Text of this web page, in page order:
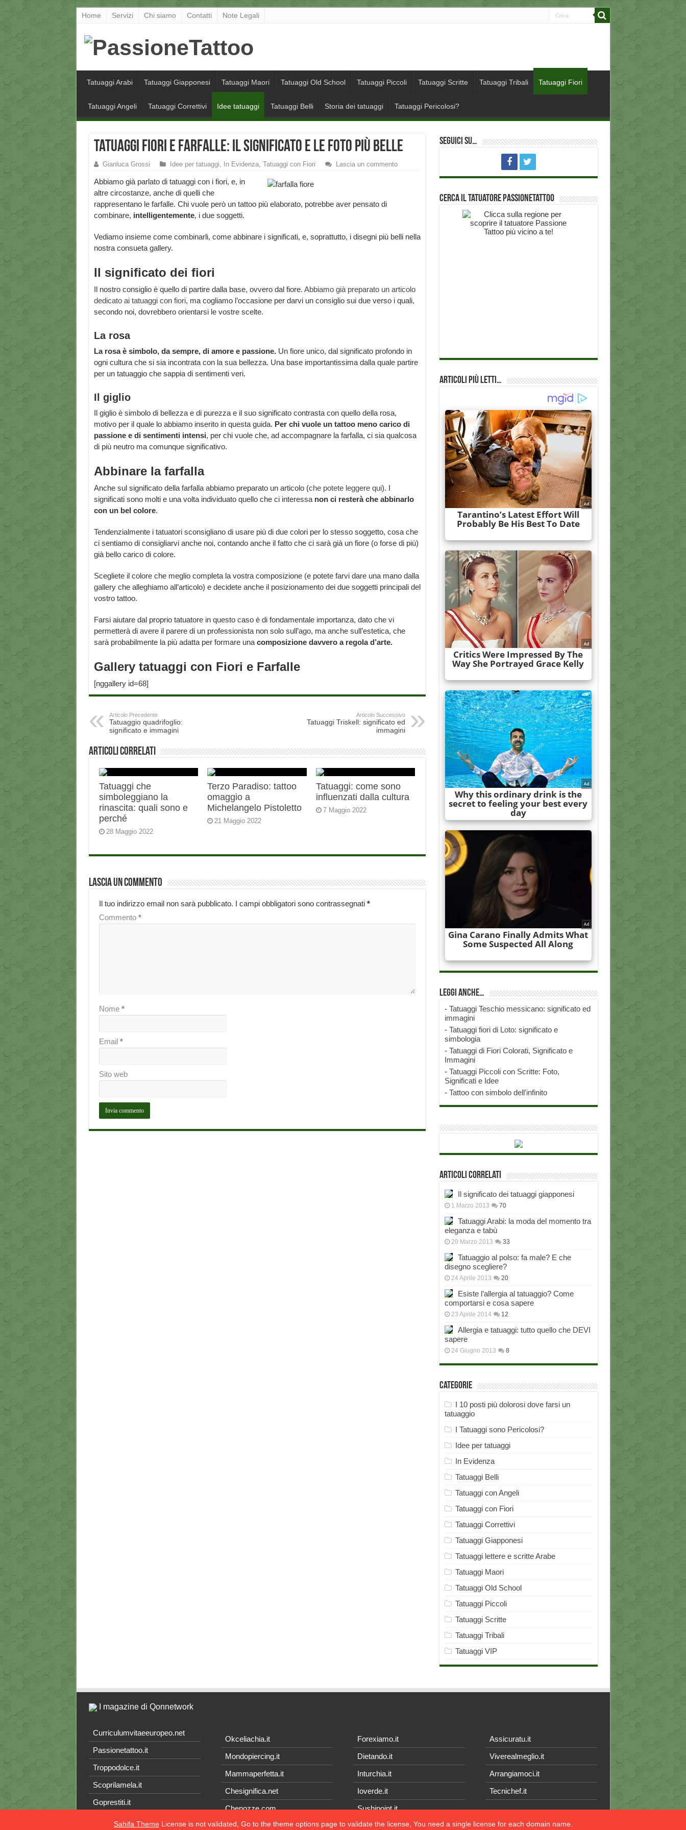
Home Servizi Chi siamo Contatti Note Legali
Tatuaggi Arabi Tatuaggi Giapponesi Tatuaggi Maori Tatuaggi Old School Tatuaggi Piccoli Tatuaggi Scritte Tatuaggi Tribali Tatuaggi Fiori
Tatuaggi Angeli Tatuaggi Correttivi Idee tatuaggi Tatuaggi Belli Storia dei tatuaggi Tatuaggi Pericolosi?
Tatuaggi Fiori e Farfalle: il significato e le foto più belle
Gianluca Grossi Idee per tatuaggi, In Evidenza, Tatuaggi con Fiori Lascia un commento
Abbiamo già parlato di tatuaggi con i fiori, e, in
altre circostanze, anche di quelli che
rappresentano le farfalle. Chi vuole però un tattoo più elaborato, potrebbe aver pensato di
combinare, intelligentemente, i due soggetti.
Vediamo insieme come combinarli, come abbinare i significati, e, soprattutto, i disegni più belli nella
nostra consueta gallery.
Il significato dei fiori
Il nostro consiglio è quello di partire dalla base, ovvero dal fiore. Abbiamo già preparato un articolo
dedicato ai tatuaggi con fiori, ma cogliamo l’occasione per darvi un consiglio sui due verso i quali,
secondo noi, dovrebbero orientarsi le vostre scelte.
La rosa
La rosa è simbolo, da sempre, di amore e passione.Un fiore unico, dal significato profondo in
ogni cultura che si sia incontrata con la sua bellezza. Una base importantissima dalla quale partire
per un tatuaggio che sappia di sentimenti veri.
Il giglio
Il giglio è simbolo di bellezza e di purezza e il suo significato contrasta con quello della rosa,
motivo per il quale lo abbiamo inserito in questa guida. Per chi vuole un tattoo meno carico di
passione e di sentimenti intensi, per chi vuole che, ad accompagnare la farfalla, ci sia qualcosa
di più neutro ma comunque significativo.
Abbinare la farfalla
Anche sul significato della farfalla abbiamo preparato un articolo (che potete leggere qui). I
significati sono molti e una volta individuato quello che ci interessa non ci resterà che abbinarlo
con un bel colore.
Tendenzialmente i tatuatori sconsigliano di usare più di due colori per lo stesso soggetto, cosa che
ci sentiamo di consigliarvi anche noi, contando anche il fatto che ci sarà già un fiore (o forse di più)
già bello carico di colore.
Scegliete il colore che meglio completa la vostra composizione (e potete farvi dare una mano dalla
gallery che alleghiamo all’articolo) e decidete anche il posizionamento dei due soggetti principali del
vostro tattoo.
Farsi aiutare dal proprio tatuatore in questo caso è di fondamentale importanza, dato che vi
permetterà di avere il parere di un professionista non solo sull’ago, ma anche sull’estetica, che
sarà probabilmente la più adatta per formare una composizione davvero a regola d’arte.
Gallery tatuaggi con Fiori e Farfalle
[nggallery id=68]
Articolo Precedente
Tatuaggio quadrifoglio:
significato e immagini
Articolo Successivo
Tatuaggi Triskell: significato ed
immagini
Articoli correlati
Tatuaggi che
simboleggiano la
rinascita: quali sono e
perché
28 Maggio 2022
Terzo Paradiso: tattoo
omaggio a
Michelangelo Pistoletto
21 Maggio 2022
Tatuaggi: come sono
influenzati dalla cultura
7 Maggio 2022
Lascia un commento
Il tuo indirizzo email non sarà pubblicato. I campi obbligatori sono contrassegnati *
Commento *
Nome *
Email *
Sito web
Seguici su…
Cerca il Tatuatore PassioneTattoo
Articoli più Letti…
Leggi anche…
- Tatuaggi Teschio messicano: significato ed
immagini
- Tatuaggi fiori di Loto: significato e
simbologia
- Tatuaggi di Fiori Colorati, Significato e
Immagini
- Tatuaggi Piccoli con Scritte: Foto,
Significati e Idee
- Tattoo con simbolo dell'infinito
Articoli correlati
Il significato dei tatuaggi giapponesi
1 Marzo 2013 70
Tatuaggi Arabi: la moda del momento tra
eleganza e tabù
20 Marzo 2013 33
Tatuaggio al polso: fa male? E che
disegno scegliere?
24 Aprile 2013 20
Esiste l’allergia al tatuaggio? Come
comportarsi e cosa sapere
23 Aprile 2014 12
Allergia e tatuaggi: tutto quello che DEVI
sapere
24 Giugno 2013 8
Categorie
I 10 posti più dolorosi dove farsi un
tatuaggio
I Tatuaggi sono Pericolosi?
Idee per tatuaggi
In Evidenza
Tatuaggi Belli
Tatuaggi con Angeli
Tatuaggi con Fiori
Tatuaggi Correttivi
Tatuaggi Giapponesi
Tatuaggi lettere e scritte Arabe
Tatuaggi Maori
Tatuaggi Old School
Tatuaggi Piccoli
Tatuaggi Scritte
Tatuaggi Tribali
Tatuaggi VIP
I magazine di Qonnetwork
Curriculumvitaeeuropeo.net
Passionetattoo.it
Troppodolce.it
Scoprilamela.it
Goprestiti.it
Okceliachia.it
Mondopiercing.it
Mammaperfetta.it
Chesignifica.net
Chenozze.com
Forexiamo.it
Dietando.it
Inturchia.it
Ioverde.it
Sushipoint.it
Assicuratu.it
Viverealmeglio.it
Arrangiamoci.it
Tecnichef.it
Sahifa ThemeLicense is not validated, Go to the theme options page to validate the license, You need a single license for each domain name.